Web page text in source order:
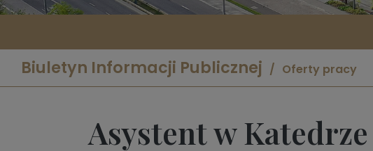
Biuletyn Informacji Publicznej Oferty pracy
Asystent w